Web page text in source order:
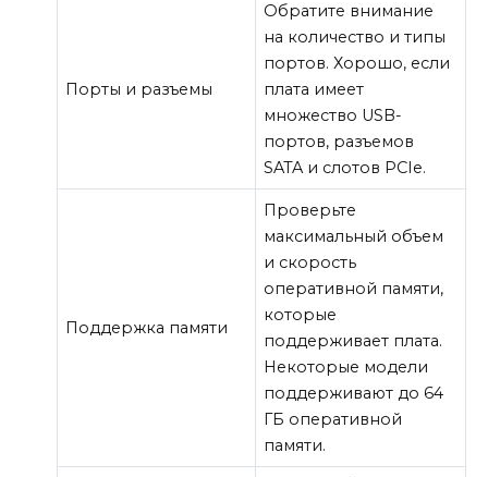
Порты и разъемы
Обратите внимание
на количество и типы
портов. Хорошо, если
плата имеет
множество USB-
портов, разъемов
SATA и слотов PCIe.
Поддержка памяти
Проверьте
максимальный объем
и скорость
оперативной памяти,
которые
поддерживает плата.
Некоторые модели
поддерживают до 64
ГБ оперативной
памяти.